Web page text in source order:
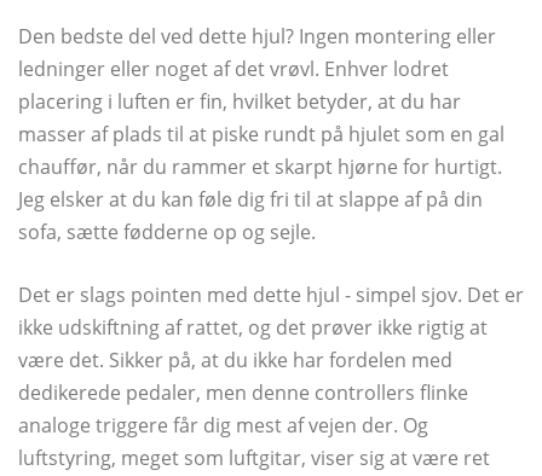
Den bedste del ved dette hjul? Ingen montering eller
ledninger eller noget af det vrøvl. Enhver lodret
placering i luften er fin, hvilket betyder, at du har
masser af plads til at piske rundt på hjulet som en gal
chauffør, når du rammer et skarpt hjørne for hurtigt.
Jeg elsker at du kan føle dig fri til at slappe af på din
sofa, sætte fødderne op og sejle.
Det er slags pointen med dette hjul - simpel sjov. Det er
ikke udskiftning af rattet, og det prøver ikke rigtig at
være det. Sikker på, at du ikke har fordelen med
dedikerede pedaler, men denne controllers flinke
analoge triggere får dig mest af vejen der. Og
luftstyring, meget som luftgitar, viser sig at være ret